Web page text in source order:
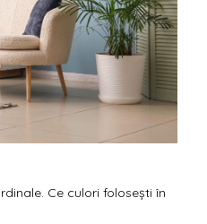
Ce culori folosești în